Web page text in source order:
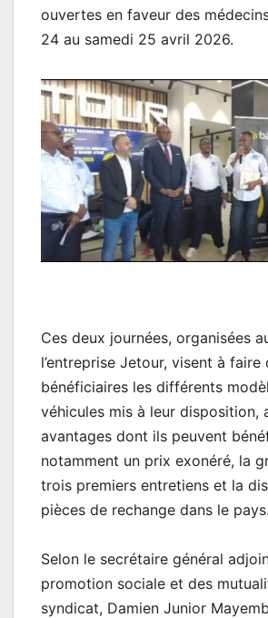
ouvertes en faveur des
24 au samedi 25 avril 2026.
Ces deux journées, organisées
l’entreprise Jetour, visent à
bénéficiaires les différents
véhicules mis à leur disposition,
avantages dont ils peuvent
notamment un prix exonéré, la
trois premiers entretiens et la
pièces de rechange dans le pays.
Selon le secrétaire général
promotion sociale et des
syndicat, Damien Junior